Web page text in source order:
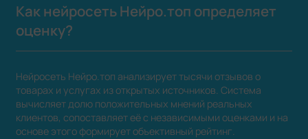
Как нейросеть Нейро.топ определяет
оценку?
Нейросеть Нейро.топ анализирует тысячи отзывов о
товарах и услугах из открытых источников. Система
вычисляет долю положительных мнений реальных
клиентов, сопоставляет её с независимыми оценками и на
основе этого формирует объективный рейтинг.